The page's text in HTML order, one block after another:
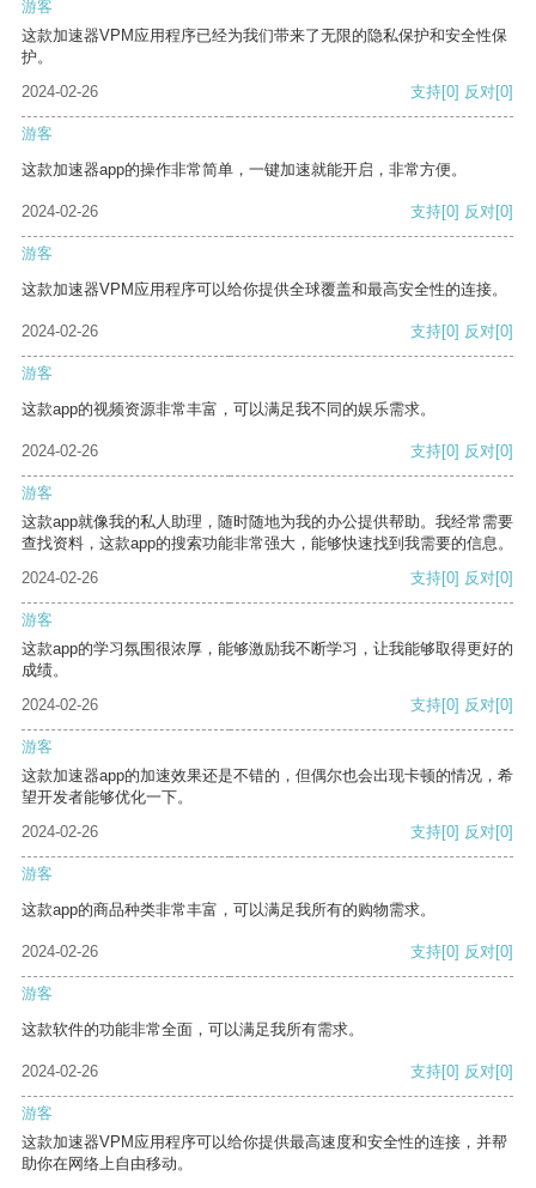
游客
这款加速器VPM应用程序已经为我们带来了无限的隐私保护和安全性保
护。
2024-02-26
支持[0] 反对[0]
游客
这款加速器app的操作非常简单，一键加速就能开启，非常方便。
2024-02-26 支持[0] 反对[0]
游客
这款加速器VPM应用程序可以给你提供全球覆盖和最高安全性的连接。
2024-02-26 支持[0] 反对[0]
游客
这款app的视频资源非常丰富，可以满足我不同的娱乐需求。
2024-02-26 支持[0] 反对[0]
游客
这款app就像我的私人助理，随时随地为我的办公提供帮助。我经常需要
查找资料，这款app的搜索功能非常强大，能够快速找到我需要的信息。
2024-02-26
支持[0] 反对[0]
游客
这款app的学习氛围很浓厚，能够激励我不断学习，让我能够取得更好的
成绩。
2024-02-26
支持[0] 反对[0]
游客
这款加速器app的加速效果还是不错的，但偶尔也会出现卡顿的情况，希
望开发者能够优化一下。
2024-02-26
支持[0] 反对[0]
游客
这款app的商品种类非常丰富，可以满足我所有的购物需求。
2024-02-26 支持[0] 反对[0]
游客
这款软件的功能非常全面，可以满足我所有需求。
2024-02-26 支持[0] 反对[0]
游客
这款加速器VPM应用程序可以给你提供最高速度和安全性的连接，并帮
助你在网络上自由移动。